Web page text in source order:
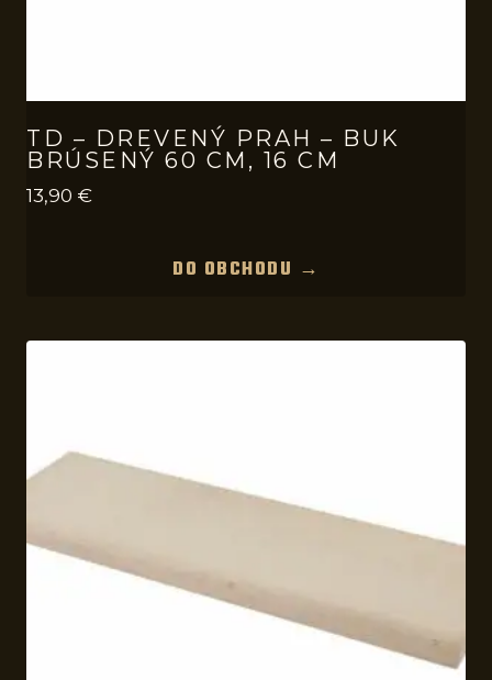
TD – DREVENÝ PRAH – BUK
BRÚSENÝ 60 CM, 16 CM
13,90 €
DO OBCHODU →